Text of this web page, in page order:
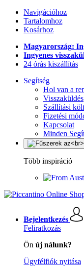
Navigációhoz
Tartalomhoz
Kosárhoz
Magyarország:
Ingyenes
24 órás kiszállítás
Segítség
Hol van a
Visszaküldés
Szállítási
Fizetési
Kapcsolat
Minden
Több inspiráció
Bejelentkezés
Feliratkozás
Ön új nálunk?
Ügyfélfiók nyitása